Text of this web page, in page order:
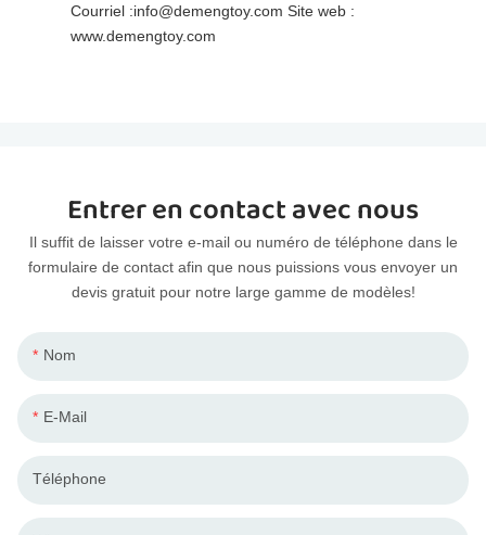
Courriel :info@demengtoy.com Site web :
www.demengtoy.com
Entrer en contact avec nous
Il suffit de laisser votre e-mail ou numéro de téléphone dans le
formulaire de contact afin que nous puissions vous envoyer un
devis gratuit pour notre large gamme de modèles!
Nom
E-Mail
Téléphone